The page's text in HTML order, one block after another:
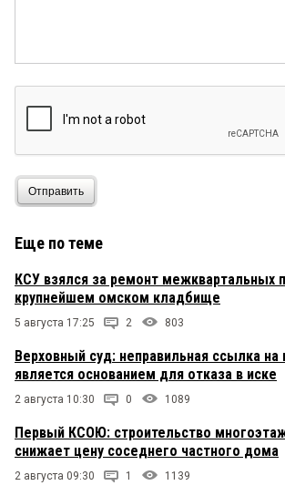
Отправить
Еще по теме
КСУ взялся за ремонт межквартальных
крупнейшем омском кладбище
5 августа 17:25 2 803
Верховный суд: неправильная ссылка
является основанием для отказа в иске
2 августа 10:30 0 1089
Первый КСОЮ: строительство
снижает цену соседнего частного дома
2 августа 09:30 1 1139